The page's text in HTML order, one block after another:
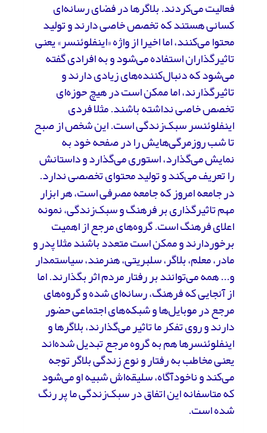
فعالیت می‌کردند. بلاگرها در فضای رسانه‌ای
کسانی هستند که تخصص خاصی دارند و تولید
محتوا می‌کنند، اما اخیرا از واژه «اینفلوئنسر» یعنی
تاثیرگذاران استفاده می‌شود و به افرادی گفته
می‌شود که دنبال‌کننده‌های زیادی دارند و
تاثیرگذارند، اما ممکن است در هیچ حوزه‌ای
تخصص خاصی نداشته باشند. مثلا فردی
اینفلوئنسر سبک‌زندگی است. این شخص از صبح
تا شب روزمرگی‌هایش را در صفحه خود به
نمایش می‌گذارد، استوری می‌گذارد و داستانش
را تعریف می‌کند و تولید محتوای تخصصی ندارد.
در جامعه امروز که جامعه مصرفی است، هر ابزار
مهم تاثیرگذاری بر فرهنگ و سبک‌زندگی، نمونه
اعلای فرهنگ است. گروه‌های مرجع از اهمیت
برخوردارند و ممکن است متعدد باشند مثلا پدر و
مادر، معلم، بلاگر، سلبریتی، هنرمند، سیاستمدار
و... همه می‌توانند بر رفتار مردم اثر بگذارند. اما
از آنجایی که فرهنگ، رسانه‌ای شده و گروه‌های
مرجع در موبایل‌ها و شبکه‌های اجتماعی حضور
دارند و روی تفکر ما تاثیر می‌گذارند، بلاگرها و
اینفلوئنسرها هم به گروه مرجع تبدیل شده‌اند
یعنی مخاطب به رفتار و نوع زندگی بلاگر توجه
می‌کند و ناخودآگاه، سلیقه‌اش شبیه او می‌شود
که متاسفانه این اتفاق در سبک‌زندگی ما پر رنگ
شده است.